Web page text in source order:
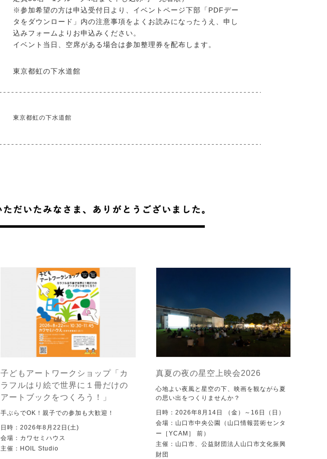
※参加希望の方は申込受付日より、イベントページ下部「PDFデー
タをダウンロード」内の注意事項をよくお読みになったうえ、申し
込みフォームよりお申込みください。
イベント当日、空席がある場合は参加整理券を配布します。
東京都虹の下水道館
東京都虹の下水道館
子どもアートワークショップ「カ
ラフルはり絵で世界に１冊だけの
アートブックをつくろう！」
手ぶらでOK！親子での参加も大歓迎！
日時：2026年8月22日(土)
会場：カワセミハウス
主催：HOIL Studio
真夏の夜の星空上映会2026
心地よい夜風と星空の下、映画を観ながら夏
の思い出をつくりませんか？
日時：2026年8月14日 （金）～16日（日）
会場：山口市中央公園（山口情報芸術センタ
ー［YCAM］ 前）
主催：山口市、公益財団法人山口市文化振興
財団